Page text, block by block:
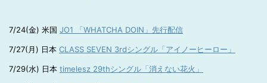
7/24(金) 米国 JO1 「WHATCHA DOIN」先行配信
7/27(月) 日本 CLASS SEVEN 3rdシングル「アイノーヒーロー」
7/29(水) 日本 timelesz 29thシングル「消えない花火」